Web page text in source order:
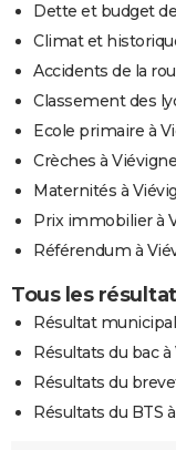
Dette et budget
Climat et
Accidents de la
Classement des
Ecole primaire à
Crèches à Viévigne
Maternités à
Prix immobilier à
Référendum à
Tous les
Résultat
Résultats du bac
Résultats du
Résultats du BTS